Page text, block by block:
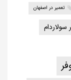
تعمیر در اصفهان
سولاردام